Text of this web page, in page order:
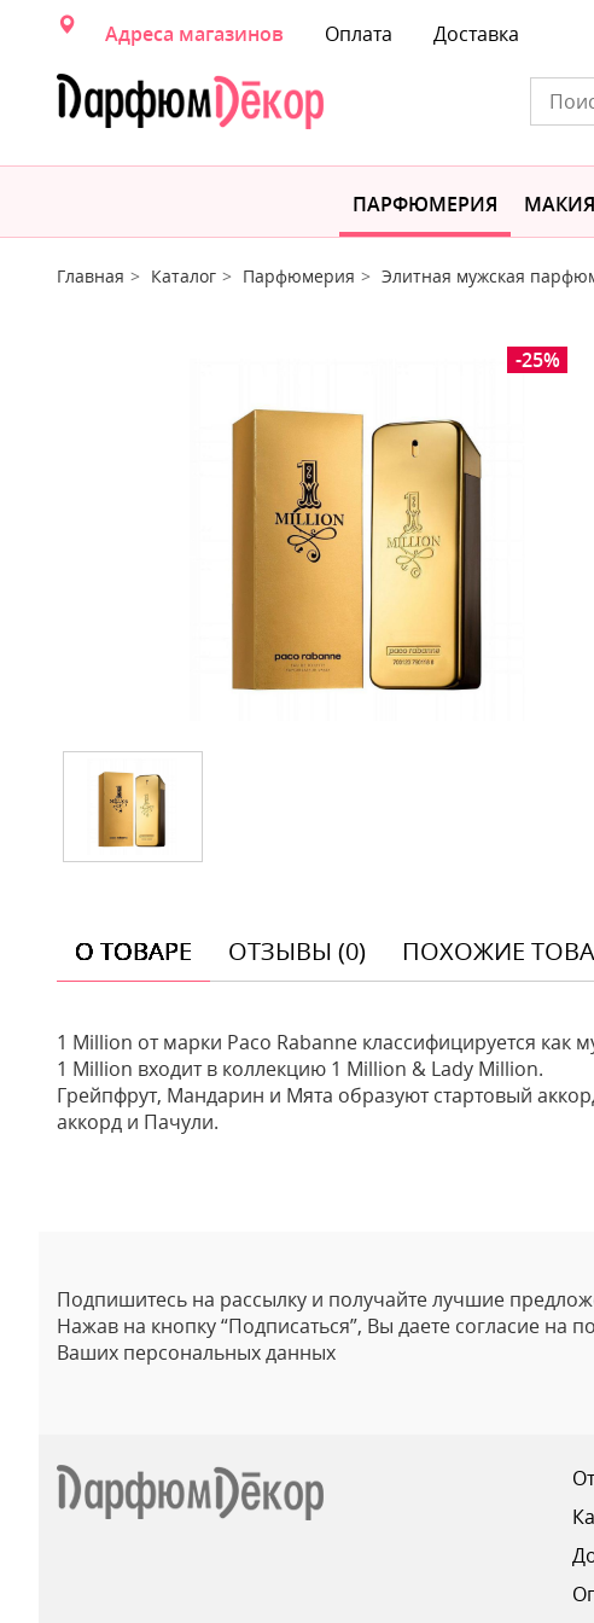
Адреса магазинов Оплата Доставка
ПАРФЮМЕРИЯ
Главная Каталог Парфюмерия Элитная мужская
-25%
О ТОВАРЕ ОТЗЫВЫ (0) ПОХОЖИЕ
1 Million от марки Paco Rabanne классифицируется
1 Million входит в коллекцию 1 Million & Lady Million.
Грейпфрут, Мандарин и Мята образуют стартовый
аккорд и Пачули.
Подпишитесь на рассылку и получайте лучшие
Нажав на кнопку “Подписаться”, Вы даете согласие на
Ваших персональных данных